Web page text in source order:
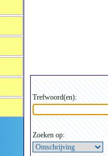
Trefwoord(en):
Zoeken op: